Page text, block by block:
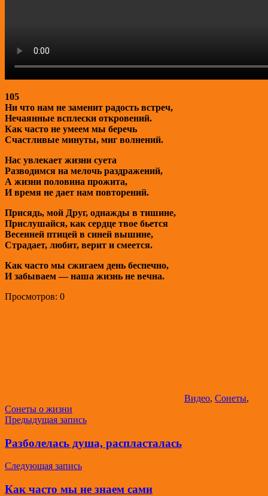
105
Ни что нам не заменит радость встреч,
Нечаянные всплески откровений.
Как часто не умеем мы беречь
Счастливые минуты, миг волнений.
Нас увлекает жизни суета
Разводимся на мелочь раздражений,
А жизни половина прожита,
И время не дает нам повторений.
Присядь, мой Друг, однажды в тишине,
Прислушайся, как сердце твое бьется
Весенней птицей в синей вышине,
Страдает, любит, верит и смеется.
Как часто мы сжигаем день беспечно,
И забываем — наша жизнь не вечна.
Просмотров: 0
Видео, Сонеты,
Сонеты о жизни
Навигация
по
Предыдущая запись
Разболелась душа, распласталась
Следующая запись
Как часто мы не знаем сами